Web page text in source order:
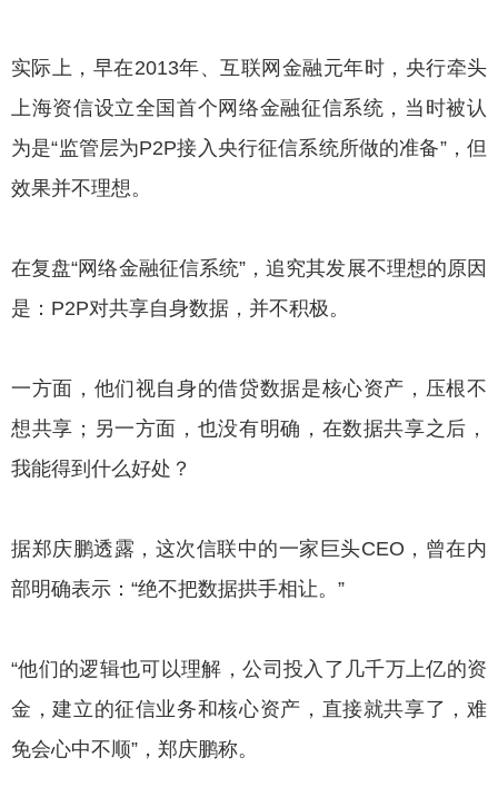
实际上，早在2013年、互联网金融元年时，央行牵头
上海资信设立全国首个网络金融征信系统，当时被认
为是“监管层为P2P接入央行征信系统所做的准备”，但
效果并不理想。
在复盘“网络金融征信系统”，追究其发展不理想的原因
是：P2P对共享自身数据，并不积极。
一方面，他们视自身的借贷数据是核心资产，压根不
想共享；另一方面，也没有明确，在数据共享之后，
我能得到什么好处？
据郑庆鹏透露，这次信联中的一家巨头CEO，曾在内
部明确表示：“绝不把数据拱手相让。”
“他们的逻辑也可以理解，公司投入了几千万上亿的资
金，建立的征信业务和核心资产，直接就共享了，难
免会心中不顺”，郑庆鹏称。